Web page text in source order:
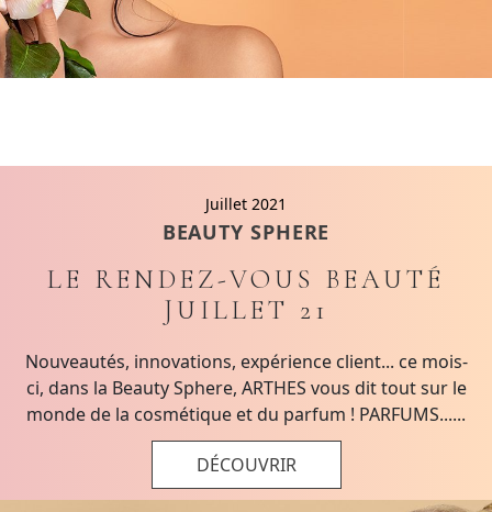
Juillet 2021
BEAUTY SPHERE
LE RENDEZ-VOUS BEAUTÉ
JUILLET 21
Nouveautés, innovations, expérience client... ce mois-
ci, dans la Beauty Sphere, ARTHES vous dit tout sur le
monde de la cosmétique et du parfum ! PARFUMS......
DÉCOUVRIR